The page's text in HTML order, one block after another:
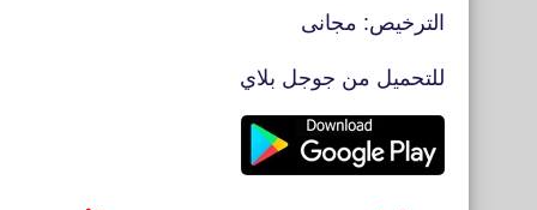
الترخيص: مجانى
للتحميل من جوجل بلاي